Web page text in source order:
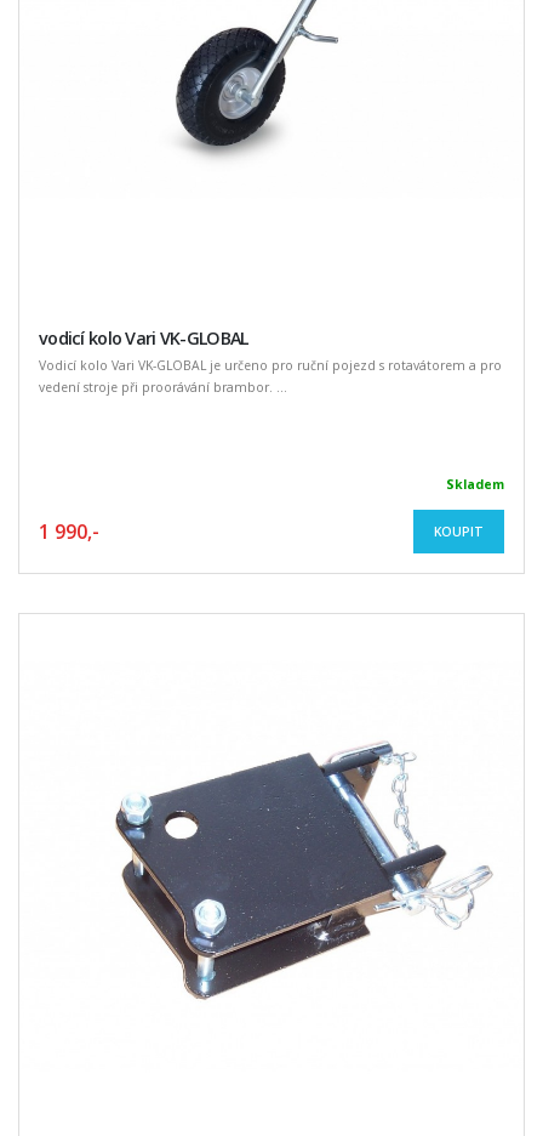
vodicí kolo Vari VK-GLOBAL
Vodicí kolo Vari VK-GLOBAL je určeno pro ruční pojezd s rotavátorem a pro
vedení stroje při proorávání brambor. ...
Skladem
1 990,- KOUPIT